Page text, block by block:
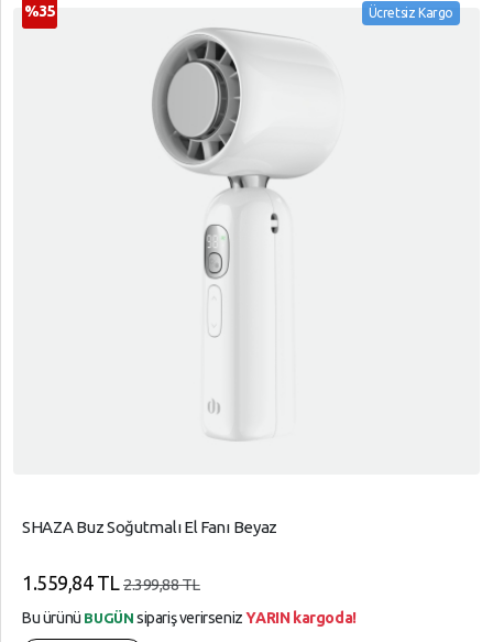
Ücretsiz Kargo
SHAZA Buz Soğutmalı El Fanı Beyaz
%35
1.559,84 TL 2.399,88 TL
Bu ürünü BUGÜN sipariş verirsenizYARIN kargoda!